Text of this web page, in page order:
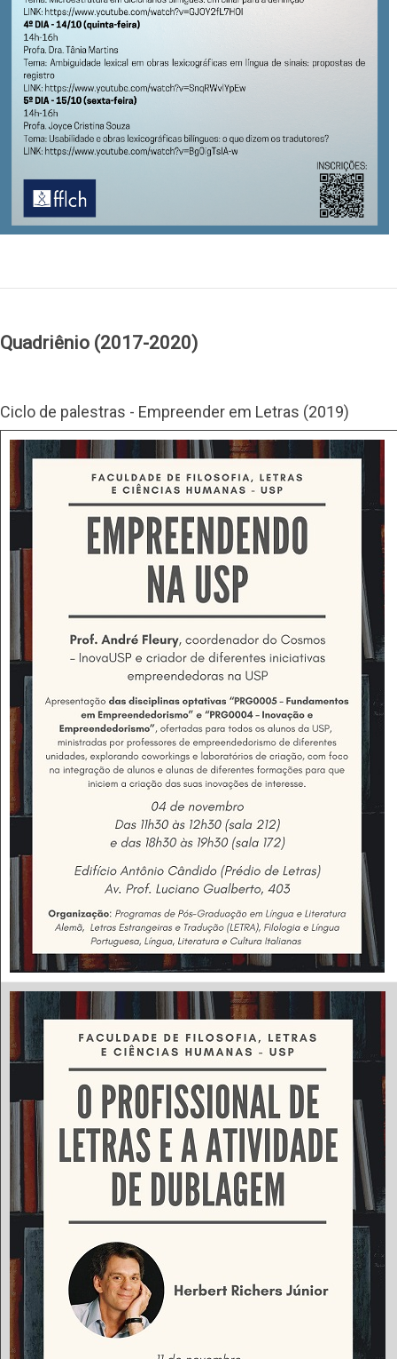
Quadriênio (2017-2020)
Ciclo de palestras - Empreender em Letras (2019)